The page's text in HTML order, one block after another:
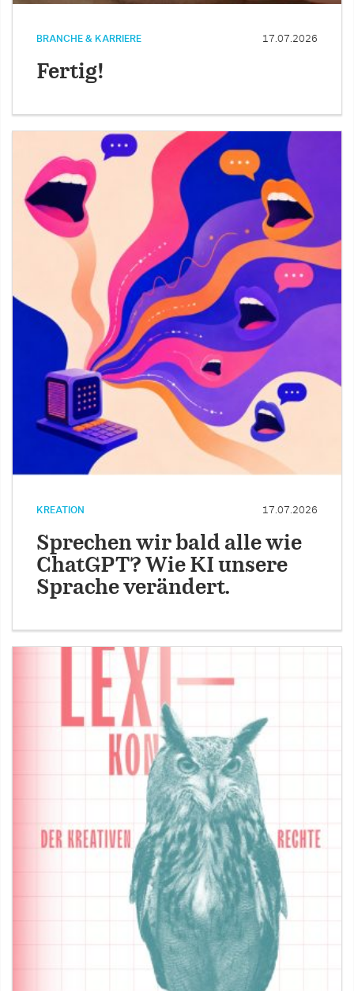
BRANCHE & KARRIERE 17.07.2026
Fertig!
KREATION 17.07.2026
Sprechen wir bald alle wie
ChatGPT? Wie KI unsere
Sprache verändert.